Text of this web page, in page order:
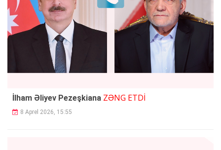
İlham Əliyev Pezeşkiana ZƏNG ETDİ
8 Aprel 2026, 15:55